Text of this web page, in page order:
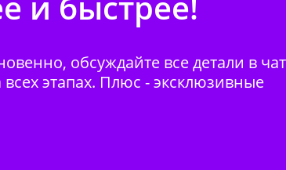
обсуждайте все детали в
этапах. Плюс - эксклюзивные